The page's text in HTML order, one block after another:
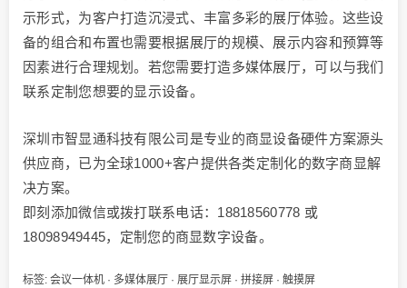
示形式，为客户打造沉浸式、丰富多彩的展厅体验。这些设
备的组合和布置也需要根据展厅的规模、展示内容和预算等
因素进行合理规划。若您需要打造多媒体展厅，可以与我们
联系定制您想要的显示设备。
深圳市智显通科技有限公司是专业的商显设备硬件方案源头
供应商，已为全球1000+客户提供各类定制化的数字商显解
决方案。
即刻添加微信或拨打联系电话：18818560778 或
18098949445，定制您的商显数字设备。
标签: 会议一体机 · 多媒体展厅 · 展厅显示屏 · 拼接屏 · 触摸屏